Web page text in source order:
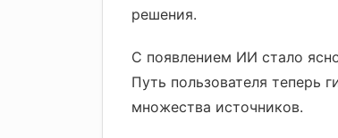
решения.
С появлением ИИ стало
Путь пользователя теперь
множества источников.